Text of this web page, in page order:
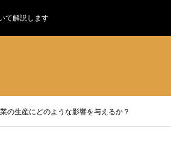
て解説します
の生産にどのような影響を与えるか？